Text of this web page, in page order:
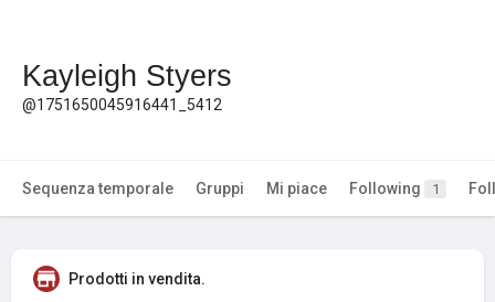
Kayleigh Styers
@1751650045916441_5412
Sequenza temporale Gruppi Mi piace Following 1
Prodotti in vendita.